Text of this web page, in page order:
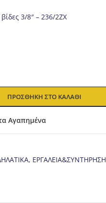
3/8″ – 236/2ZX
ΠΡΟΣΘΉΚΗ ΣΤΟ ΚΑΛΆΘΙ
Αγαπημένα
, ΕΡΓΑΛΕΙΑ&ΣΥΝΤΗΡΗΣΗ